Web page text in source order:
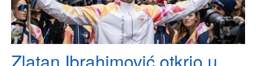
Zlatan Ibrahimović otkrio u